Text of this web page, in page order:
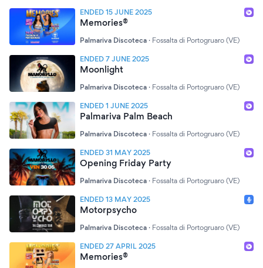
ENDED 15 JUNE 2025
Memories®
Palmariva Discoteca · Fossalta di Portogruaro (VE)
ENDED 7 JUNE 2025
Moonlight
Palmariva Discoteca · Fossalta di Portogruaro (VE)
ENDED 1 JUNE 2025
Palmariva Palm Beach
Palmariva Discoteca · Fossalta di Portogruaro (VE)
ENDED 31 MAY 2025
Opening Friday Party
Palmariva Discoteca · Fossalta di Portogruaro (VE)
ENDED 13 MAY 2025
Motorpsycho
Palmariva Discoteca · Fossalta di Portogruaro (VE)
ENDED 27 APRIL 2025
Memories®